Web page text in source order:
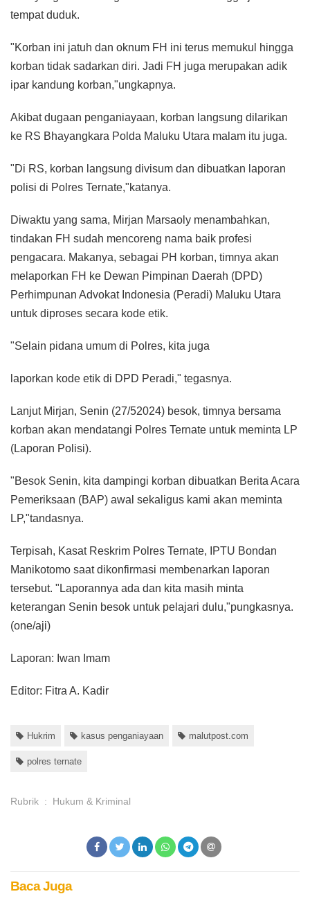
tempat duduk.
"Korban ini jatuh dan oknum FH ini terus memukul hingga
korban tidak sadarkan diri. Jadi FH juga merupakan adik
ipar kandung korban,"ungkapnya.
Akibat dugaan penganiayaan, korban langsung dilarikan
ke RS Bhayangkara Polda Maluku Utara malam itu juga.
"Di RS, korban langsung divisum dan dibuatkan laporan
polisi di Polres Ternate,"katanya.
Diwaktu yang sama, Mirjan Marsaoly menambahkan,
tindakan FH sudah mencoreng nama baik profesi
pengacara. Makanya, sebagai PH korban, timnya akan
melaporkan FH ke Dewan Pimpinan Daerah (DPD)
Perhimpunan Advokat Indonesia (Peradi) Maluku Utara
untuk diproses secara kode etik.
"Selain pidana umum di Polres, kita juga
laporkan kode etik di DPD Peradi," tegasnya.
Lanjut Mirjan, Senin (27/52024) besok, timnya bersama
korban akan mendatangi Polres Ternate untuk meminta LP
(Laporan Polisi).
"Besok Senin, kita dampingi korban dibuatkan Berita Acara
Pemeriksaan (BAP) awal sekaligus kami akan meminta
LP,"tandasnya.
Terpisah, Kasat Reskrim Polres Ternate, IPTU Bondan
Manikotomo saat dikonfirmasi membenarkan laporan
tersebut. "Laporannya ada dan kita masih minta
keterangan Senin besok untuk pelajari dulu,"pungkasnya.
(one/aji)
Laporan: Iwan Imam
Editor: Fitra A. Kadir
Hukrim kasus penganiayaan malutpost.com
polres ternate
Rubrik : Hukum & Kriminal
Baca Juga